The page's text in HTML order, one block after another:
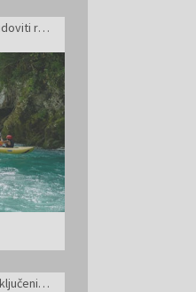
Hotel Mirjana & Rastoke - Kajakaštvo po čudoviti reki Mrežnici
Hotel Jezero - Poletni oddih v Plitvicah z vključenimi vstopnicami